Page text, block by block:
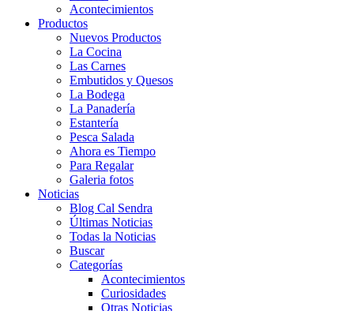
Acontecimientos
Productos
Nuevos Productos
La Cocina
Las Carnes
Embutidos y Quesos
La Bodega
La Panadería
Estantería
Pesca Salada
Ahora es Tiempo
Para Regalar
Galeria fotos
Noticias
Blog Cal Sendra
Últimas Noticias
Todas la Noticias
Buscar
Categorías
Acontecimientos
Curiosidades
Otras Noticias